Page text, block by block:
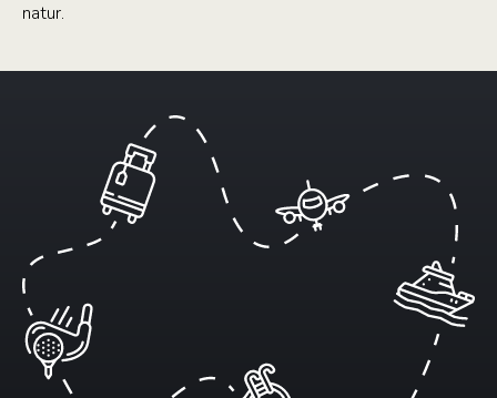
natur.